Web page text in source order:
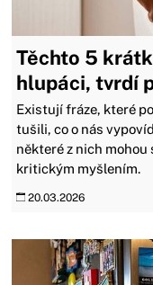
Těchto 5
hlupáci, tvrdí
Existují fráze, které
tušili, co o nás
některé z nich
kritickým myšlením.
20.03.2026